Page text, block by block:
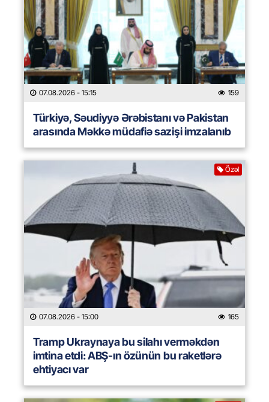
07.08.2026 - 15:15 159
Türkiyə, Səudiyyə Ərəbistanı və Pakistan
arasında Məkkə müdafiə sazişi imzalanıb
Özəl
07.08.2026 - 15:00 165
Tramp Ukraynaya bu silahı verməkdən
imtina etdi: ABŞ-ın özünün bu raketlərə
ehtiyacı var